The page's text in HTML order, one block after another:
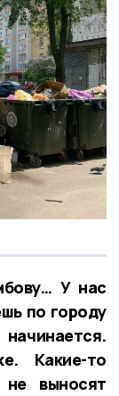
У нас
по городу
Какие-то
выносят